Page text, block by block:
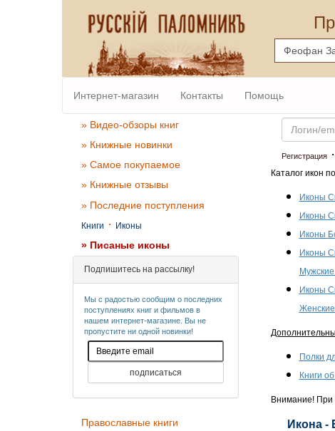
Интернет-магазин Контакты Помощь
» Видео-обзоры книг
» Книжные новинки
» Самое покупаемое
» Книжные отзывы
» Последние поступления
Книги · Иконы
» Писаные иконы
Подпишитесь на рассылку!
Мы с радостью сообщим о последних
поступлениях книг и фильмов в
нашем интернет-магазине. Вы не
пропустите ни одной новинки!
Православные книги
Email
Регистрация·
Каталог икон
Иконы
Иконы
Иконы
Иконы
Иконы
Полки
Книги
Внимание! При
Икона -